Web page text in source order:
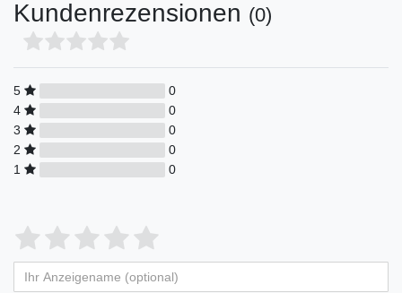
Kundenrezensionen (0)
5
0
4
0
3
0
2
0
1
0
Bewertungssterne
von
4
von
3
von
2
von
1
von